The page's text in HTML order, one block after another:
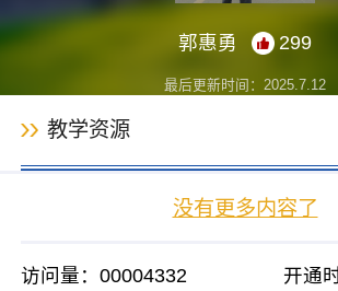
郭惠勇 299
最后更新时间： 2025.7.12
教学资源
没有更多内容了
访问量：00004332 开通